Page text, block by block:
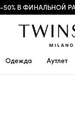
-50% В ФИНАЛЬНОЙ
Одежда Аутлет